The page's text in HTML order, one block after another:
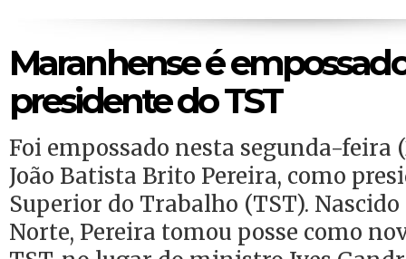
Maranhense é
presidente do TST
Foi empossado nesta segunda-feira
João Batista Brito Pereira, como
Superior do Trabalho (TST).
Norte, Pereira tomou posse como